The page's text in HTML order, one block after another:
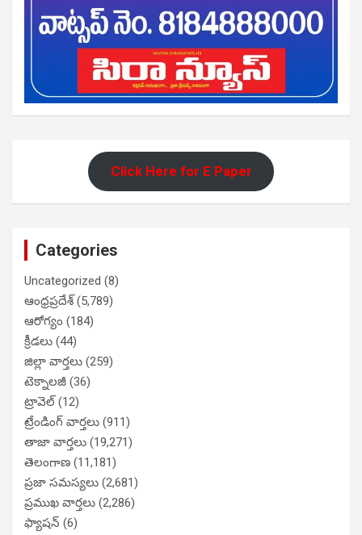
Click Here for E Paper
Categories
Uncategorized (8)
ఆంధ్రప్రదేశ్(5,789)
ఆరోగ్యం (184)
క్రీడలు (44)
జిల్లా వార్తలు (259)
టెక్నాలజీ (36)
ట్రావెల్(12)
ట్రేండింగ్ వార్తలు (911)
తాజా వార్తలు (19,271)
తెలంగాణ (11,181)
ప్రజా సమస్యలు (2,681)
ప్రముఖ వార్తలు (2,286)
ఫ్యాషన్ (6)